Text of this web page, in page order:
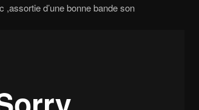
,assortie d’une bonne bande son